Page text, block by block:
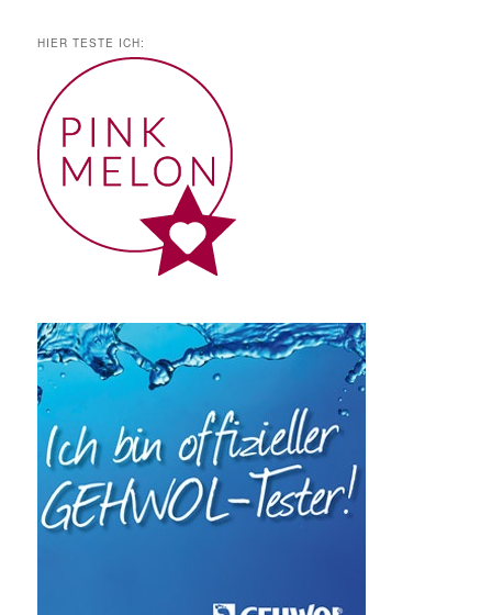
HIER TESTE ICH: